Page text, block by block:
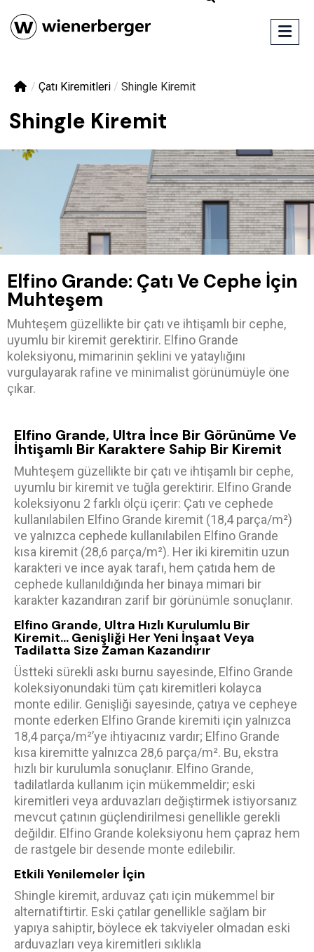
/ Çatı Kiremitleri / Shingle Kiremit
Shingle Kiremit
Elfino Grande: Çatı Ve Cephe İçin
Muhteşem
Muhteşem güzellikte bir çatı ve ihtişamlı bir cephe,
uyumlu bir kiremit gerektirir. Elfino Grande
koleksiyonu, mimarinin şeklini ve yataylığını
vurgulayarak rafine ve minimalist görünümüyle öne
çıkar.
Elfino Grande, Ultra İnce Bir Görünüme Ve
İhtişamlı Bir Karaktere Sahip Bir Kiremit
Muhteşem güzellikte bir çatı ve ihtişamlı bir cephe,
uyumlu bir kiremit ve tuğla gerektirir. Elfino Grande
koleksiyonu 2 farklı ölçü içerir: Çatı ve cephede
kullanılabilen Elfino Grande kiremit (18,4 parça/m²)
ve yalnızca cephede kullanılabilen Elfino Grande
kısa kiremit (28,6 parça/m²). Her iki kiremitin uzun
karakteri ve ince ayak tarafı, hem çatıda hem de
cephede kullanıldığında her binaya mimari bir
karakter kazandıran zarif bir görünümle sonuçlanır.
Elfino Grande, Ultra Hızlı Kurulumlu Bir
Kiremit... Genişliği Her Yeni İnşaat Veya
Tadilatta Size Zaman Kazandırır
Üstteki sürekli askı burnu sayesinde, Elfino Grande
koleksiyonundaki tüm çatı kiremitleri kolayca
monte edilir. Genişliği sayesinde, çatıya ve cepheye
monte ederken Elfino Grande kiremiti için yalnızca
18,4 parça/m²’ye ihtiyacınız vardır; Elfino Grande
kısa kiremitte yalnızca 28,6 parça/m². Bu, ekstra
hızlı bir kurulumla sonuçlanır. Elfino Grande,
tadilatlarda kullanım için mükemmeldir; eski
kiremitleri veya arduvazları değiştirmek istiyorsanız
mevcut çatının güçlendirilmesi genellikle gerekli
değildir. Elfino Grande koleksiyonu hem çapraz hem
de rastgele bir desende monte edilebilir.
Etkili Yenilemeler İçin
Shingle kiremit, arduvaz çatı için mükemmel bir
alternatiftirtir. Eski çatılar genellikle sağlam bir
yapıya sahiptir, böylece ek takviyeler olmadan eski
arduvazları veya kiremitleri sıklıkla